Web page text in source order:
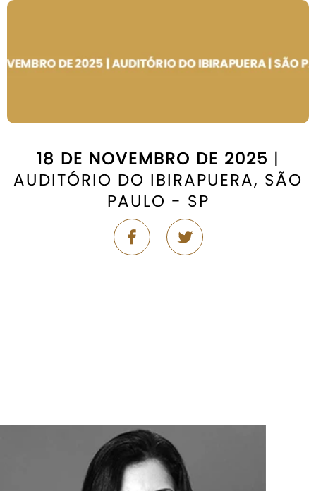
18 DE NOVEMBRO DE 2025 |
AUDITÓRIO DO IBIRAPUERA, SÃO
PAULO - SP